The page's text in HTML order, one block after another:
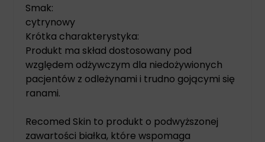
Smak:
cytrynowy
Krótka charakterystyka:
Produkt ma skład dostosowany pod
względem odżywczym dla niedożywionych
pacjentów z odleżynami i trudno gojącymi się
ranami.
Recomed Skin to produkt o podwyższonej
zawartości białka, które wspomaga